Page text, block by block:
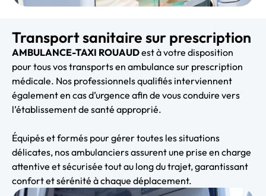
Transport sanitaire sur prescription
AMBULANCE-TAXI ROUAUDest à votre disposition
pour tous vos transports en ambulance sur prescription
médicale. Nos professionnels qualifiés interviennent
également en cas d’urgence afin de vous conduire vers
l’établissement de santé approprié.
Équipés et formés pour gérer toutes les situations
délicates, nos ambulanciers assurent une prise en charge
attentive et sécurisée tout au long du trajet, garantissant
confort et sérénité à chaque déplacement.